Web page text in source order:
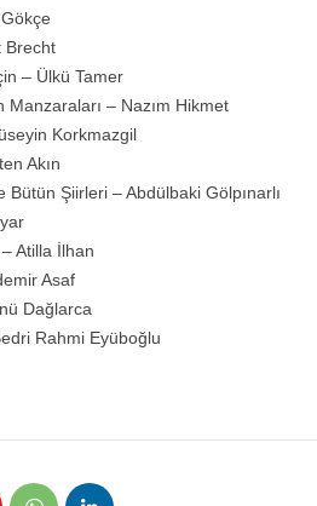
Brecht
– Ülkü Tamer
– Nazım Hikmet
Korkmazgil
Akın
Bütün Şiirleri – Abdülbaki Gölpınarlı
Atilla İlhan
Asaf
Dağlarca
Rahmi Eyüboğlu